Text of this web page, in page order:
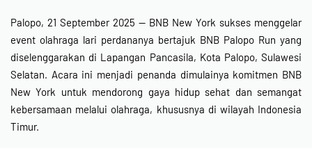
Palopo, 21 September 2025 — BNB New York sukses menggelar
event olahraga lari perdananya bertajuk BNB Palopo Run yang
diselenggarakan di Lapangan Pancasila, Kota Palopo, Sulawesi
Selatan. Acara ini menjadi penanda dimulainya komitmen BNB
New York untuk mendorong gaya hidup sehat dan semangat
kebersamaan melalui olahraga, khususnya di wilayah Indonesia
Timur.